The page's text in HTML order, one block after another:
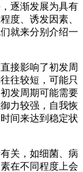
逐渐发展为具有
度、诱发因素、
就来分别介绍一
接影响了初发周
往较短，可能只
发周期可能需要
力较强，自我恢
间来达到稳定状
关，如细菌、病
在不同程度上会